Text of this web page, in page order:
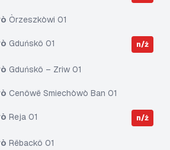
Òrzeszkòwi 01
Gduńskô 01 n/ż
Gduńskô – Zriw 01
Cenôwë Smiechòwò Ban 01
Reja 01 n/ż
Rëbackô 01